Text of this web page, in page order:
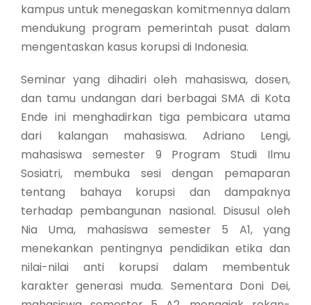
kampus untuk menegaskan komitmennya dalam
mendukung program pemerintah pusat dalam
mengentaskan kasus korupsi di Indonesia.
Seminar yang dihadiri oleh mahasiswa, dosen,
dan tamu undangan dari berbagai SMA di Kota
Ende ini menghadirkan tiga pembicara utama
dari kalangan mahasiswa. Adriano Lengi,
mahasiswa semester 9 Program Studi Ilmu
Sosiatri, membuka sesi dengan pemaparan
tentang bahaya korupsi dan dampaknya
terhadap pembangunan nasional. Disusul oleh
Nia Uma, mahasiswa semester 5 A1, yang
menekankan pentingnya pendidikan etika dan
nilai-nilai anti korupsi dalam membentuk
karakter generasi muda. Sementara Doni Dei,